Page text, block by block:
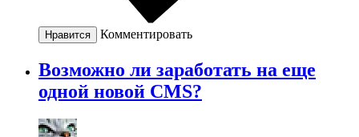
Нравится Комментировать
Возможно ли заработать на еще
одной новой CMS?